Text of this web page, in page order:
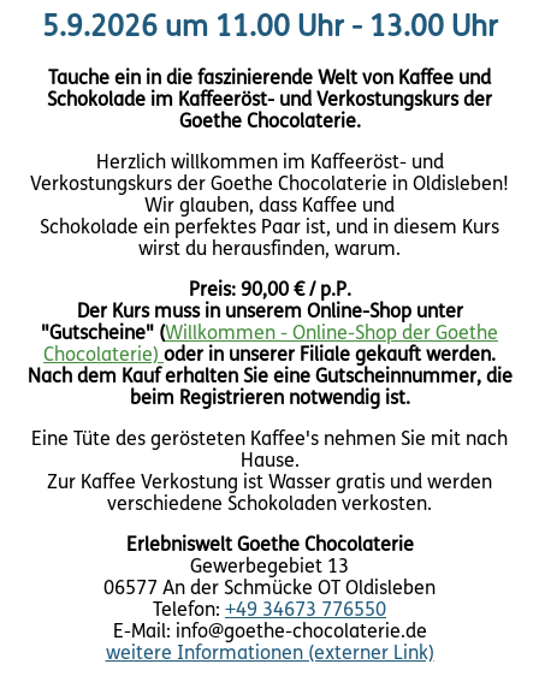
5.9.2026 um 11.00 Uhr - 13.00 Uhr
Tauche ein in die faszinierende Welt von Kaffee und
Schokolade im Kaffeeröst- und Verkostungskurs der
Goethe Chocolaterie.
Herzlich willkommen im Kaffeeröst- und
Verkostungskurs der Goethe Chocolaterie in Oldisleben!
Wir glauben, dass Kaffee und
Schokolade ein perfektes Paar ist, und in diesem Kurs
wirst du herausfinden, warum.
Preis: 90,00 € / p.P.
Der Kurs muss in unserem Online-Shop unter
"Gutscheine" (Willkommen - Online-Shop der Goethe
Chocolaterie) oder in unserer Filiale gekauft werden.
Nach dem Kauf erhalten Sie eine Gutscheinnummer, die
beim Registrieren notwendig ist.
Eine Tüte des gerösteten Kaffee's nehmen Sie mit nach
Hause.
Zur Kaffee Verkostung ist Wasser gratis und werden
verschiedene Schokoladen verkosten.
Erlebniswelt Goethe Chocolaterie
Gewerbegebiet 13
06577 An der Schmücke OT Oldisleben
Telefon: +49 34673 776550
E-Mail: info@goethe-chocolaterie.de
weitere Informationen (externer Link)